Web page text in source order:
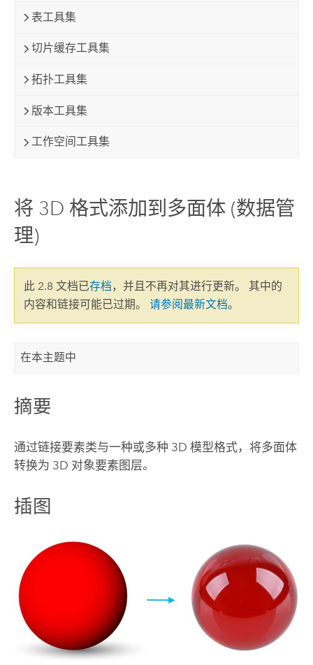
表工具集
切片缓存工具集
拓扑工具集
版本工具集
工作空间工具集
将 3D 格式添加到多面体 (数据管
理)
此 2.8 文档已存档，并且不再对其进行更新。 其中的
内容和链接可能已过期。 请参阅最新文档。
在本主题中
摘要
通过链接要素类与一种或多种 3D 模型格式，将多面体
转换为 3D 对象要素图层。
插图